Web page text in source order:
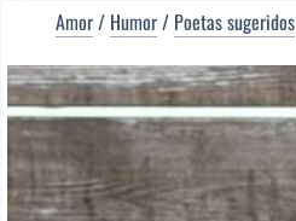
ABIERTA
[Poema
del
Editor]
Laura
[Poeta
sugerido]
Amor/ Humor/ Poetas sugeridos